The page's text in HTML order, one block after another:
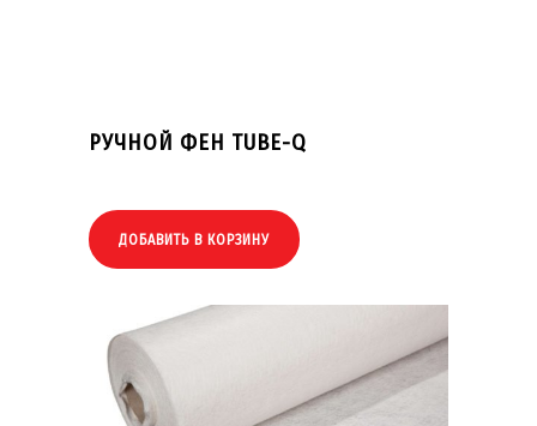
РУЧНОЙ ФЕН TUBE-Q
ДОБАВИТЬ В КОРЗИНУ